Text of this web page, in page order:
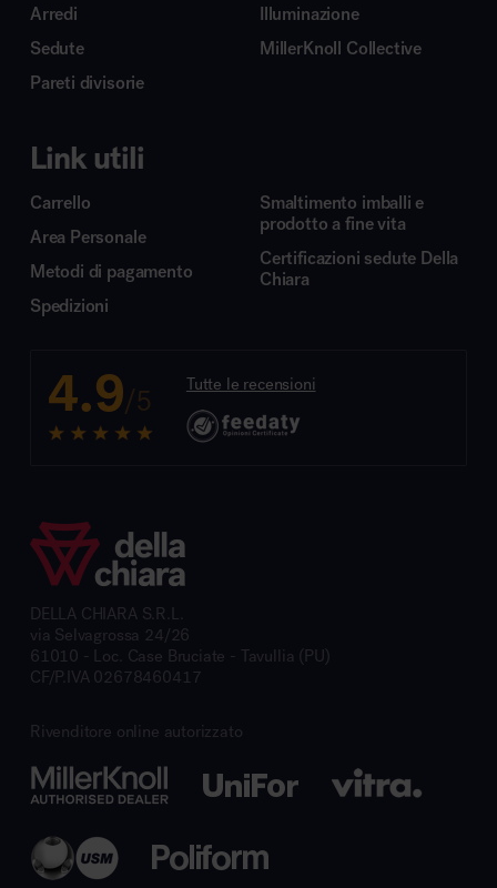
Arredi
Sedute
Pareti divisorie
Illuminazione
MillerKnoll Collective
Link utili
Carrello
Area Personale
Metodi di pagamento
Spedizioni
Smaltimento imballi e
prodotto a fine vita
Certificazioni sedute Della
Chiara
4.9/5 Tutte le recensioni
DELLA CHIARA S.R.L.
via Selvagrossa 24/26
61010 - Loc. Case Bruciate - Tavullia (PU)
CF/P.IVA 02678460417
Rivenditore online autorizzato